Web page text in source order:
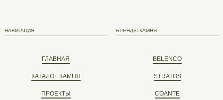
ГЛАВНАЯ
НАВИГАЦИЯ
КАТАЛОГ КАМНЯ
ПРОЕКТЫ
BELENCO
БРЕНДЫ КАМНЯ
STRATOS
COANTE